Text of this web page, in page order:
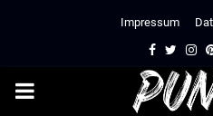
Impressum
Facebook
PRIMARY